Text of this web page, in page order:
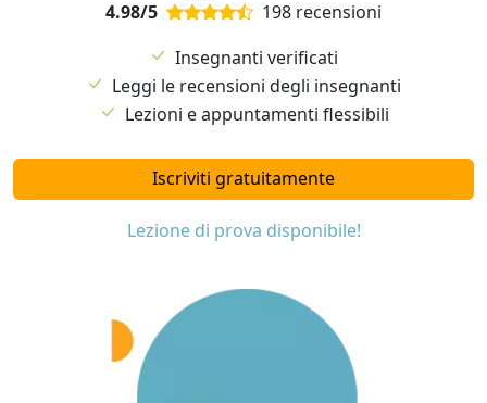
4.98/5
198 recensioni
Insegnanti verificati
Leggi le recensioni degli insegnanti
Lezioni e appuntamenti flessibili
Iscriviti gratuitamente
Lezione di prova disponibile!